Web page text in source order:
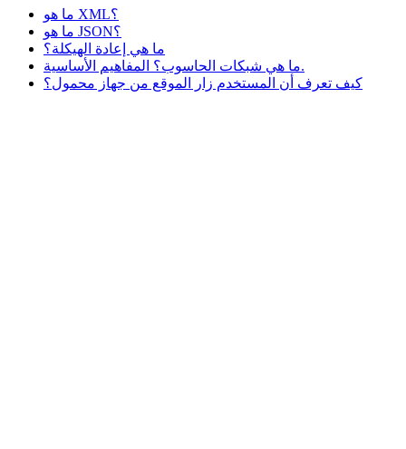
ما هو XML؟
ما هو JSON؟
ما هي إعادة الهيكلة؟
ما هي شبكات الحاسوب؟ المفاهيم الأساسية.
كيف تعرف أن المستخدم زار الموقع من جهاز محمول؟